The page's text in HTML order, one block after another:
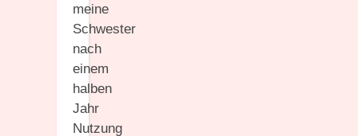
meine
Schwester
nach
einem
halben
Jahr
Nutzung